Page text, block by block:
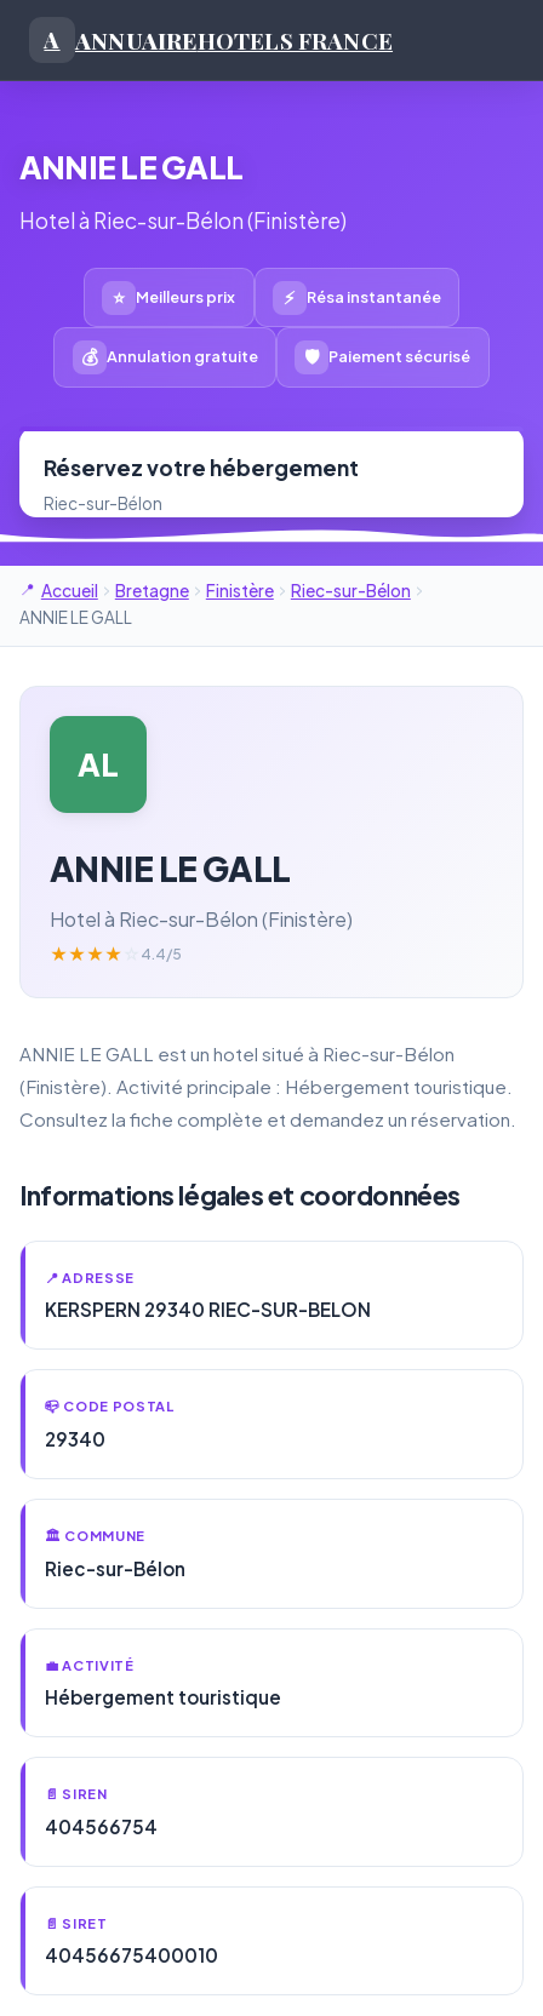
A ANNUAIREHOTELS FRANCE
ANNIE LE GALL
Hotel à Riec-sur-Bélon (Finistère)
⭐ Meilleurs prix ⚡ Résa instantanée
💰 Annulation gratuite 🛡 Paiement sécurisé
Réservez votre hébergement
Riec-sur-Bélon
Accueil Bretagne Finistère
Riec-sur-Bélon
ANNIE LE GALL
AL
ANNIE LE GALL
Hotel à Riec-sur-Bélon (Finistère)
★★★★ 4.4/5
ANNIE LE GALL est un hotel situé à Riec-sur-Bélon
(Finistère). Activité principale : Hébergement touristique.
Consultez la fiche complète et demandez un réservation.
Informations légales et coordonnées
📍 ADRESSE
KERSPERN 29340 RIEC-SUR-BELON
📪 CODE POSTAL
29340
🏛️ COMMUNE
Riec-sur-Bélon
💼 ACTIVITÉ
Hébergement touristique
📄 SIREN
404566754
📄 SIRET
40456675400010